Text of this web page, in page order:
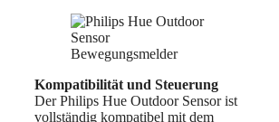
Kompatibilität und Steuerung
Der Philips Hue Outdoor Sensor ist
vollständig kompatibel mit dem